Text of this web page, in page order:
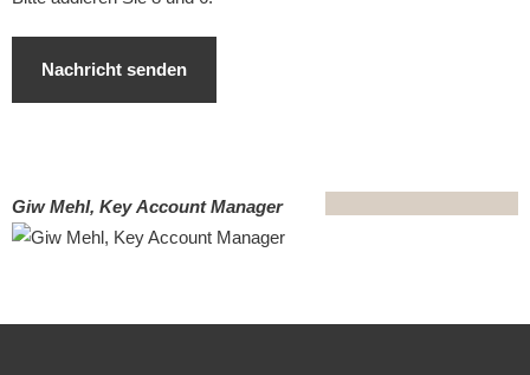
Nachricht senden
Giw Mehl, Key Account Manager